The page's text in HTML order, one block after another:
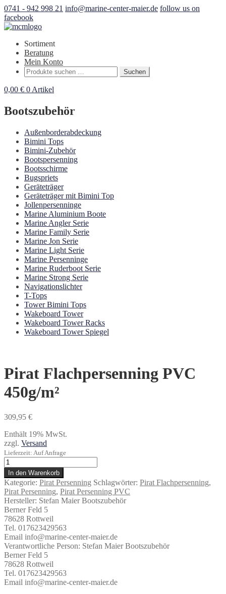
0741 - 942 998 21 info@marine-center-maier.de follow us on
facebook
Sortiment
Beratung
Mein Konto
Suchen
nach:
Suchen
0,00 € 0 Artikel
Bootszubehör
Außenborderabdeckung
Bimini Tops
Bimini-Zubehör
Bootspersenning
Bootsschirme
Bugspriets
Geräteträger
Geräteträger mit Bimini Top
Jollenpersenninge
Marine Aluminium Boote
Marine Angler Serie
Marine Family Serie
Marine Jon Serie
Marine Light Serie
Marine Persenninge
Marine Ruderboot Serie
Marine Strong Serie
Navigationslichter
T-Tops
Tower Bimini Tops
Wakeboard Tower
Wakeboard Tower Racks
Wakeboard Tower Spiegel
Pirat Flachpersenning PVC
450g/m²
309,95 €
Enthält 19% MwSt.
zzgl. Versand
Lieferzeit: Auf Anfrage
Pirat
Flachpersenning
PVC
450g/m²
Menge
In den Warenkorb
Kategorie: Pirat Persenning Schlagwörter: Pirat Flachpersenning,
Pirat Persenning, Pirat Persenning PVC
Hersteller: Stefan Maier Bootszubehör
Berner Feld 5
78628 Rottweil
Tel. 017623429563
Email info@marine-center-maier.de
Verantwortliche Person: Stefan Maier Bootszubehör
Berner Feld 5
78628 Rottweil
Tel. 017623429563
Email info@marine-center-maier.de